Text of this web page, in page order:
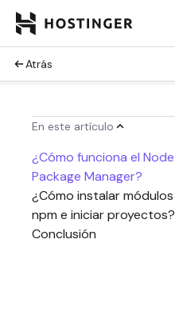
Atrás
En este artículo
¿Cómo funciona el Node
Package Manager?
¿Cómo instalar módulos
npm e iniciar proyectos?
Conclusión